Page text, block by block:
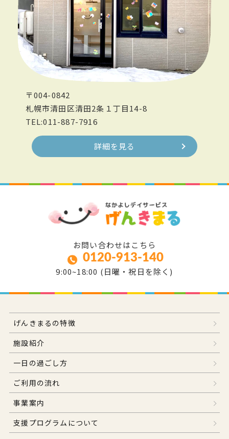
〒004-0842
札幌市清田区清田2条１丁目14-8
TEL:011-887-7916
詳細を見る
お問い合わせはこちら
0120-913-140
9:00~18:00 (日曜・祝日を除く)
げんきまるの特徴
施設紹介
一日の過ごし方
ご利用の流れ
事業案内
支援プログラムについて